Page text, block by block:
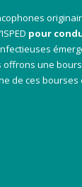
pour
une
de ces bourses